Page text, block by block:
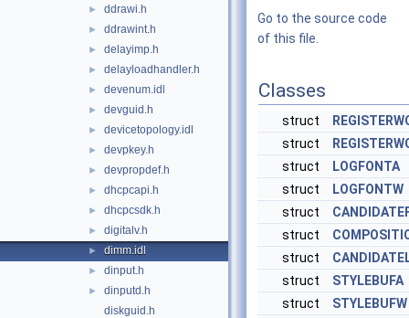
► ddrawi.h
► ddrawint.h
► delayimp.h
► delayloadhandler.h
► devenum.idl
► devguid.h
► devicetopology.idl
► devpkey.h
► devpropdef.h
► dhcpcapi.h
► dhcpcsdk.h
► digitalv.h
► dimm.idl
► dinput.h
►
dinputd.h
diskguid.h
Go to the source code
of this file.
Classes
struct
struct
struct
LOGFONTA
struct
LOGFONTW
struct
struct
struct
struct
STYLEBUFA
struct
STYLEBUFW